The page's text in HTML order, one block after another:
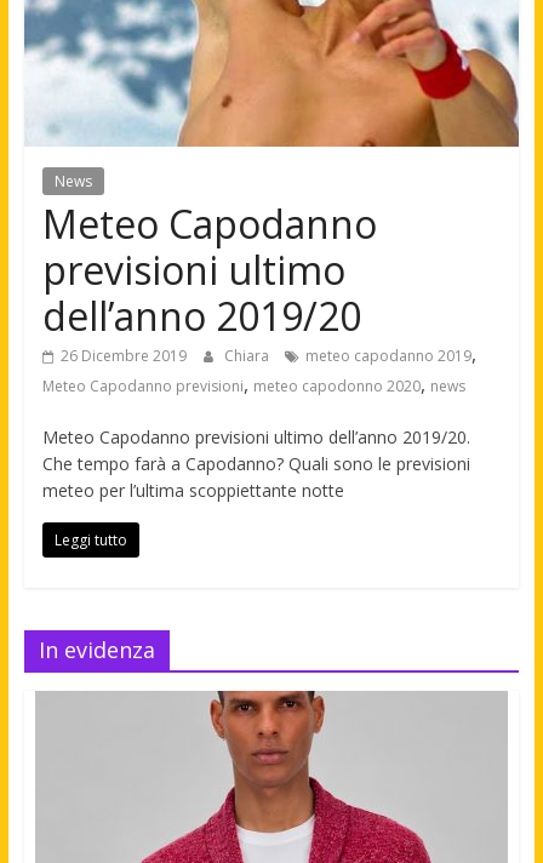
News
Meteo Capodanno
previsioni ultimo
dell’anno 2019/20
26 Dicembre 2019 Chiara meteo capodanno 2019,
Meteo Capodanno previsioni, meteo capodonno 2020, news
Meteo Capodanno previsioni ultimo dell’anno 2019/20.
Che tempo farà a Capodanno? Quali sono le previsioni
meteo per l’ultima scoppiettante notte
Leggi tutto
In evidenza